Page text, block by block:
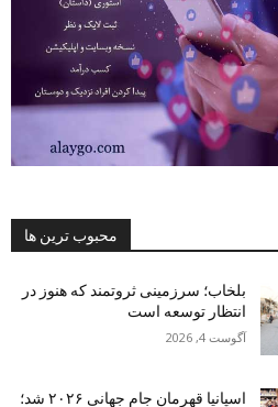
محبوب ترین ها
بلخاب؛ سرزمینی ثروتمند که هنوز در
انتظار توسعه است
آگوست 4, 2026
اسپانیا قهرمان جام جهانی ۲۰۲۶ شد؛